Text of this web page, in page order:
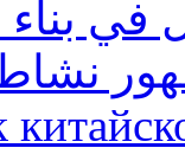
بناء